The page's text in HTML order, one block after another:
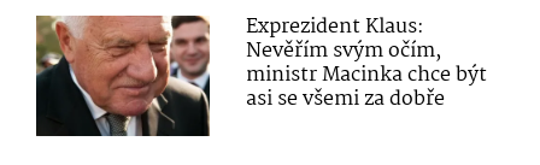
Exprezident Klaus:
Nevěřím svým očím,
ministr Macinka chce být
asi se všemi za dobře